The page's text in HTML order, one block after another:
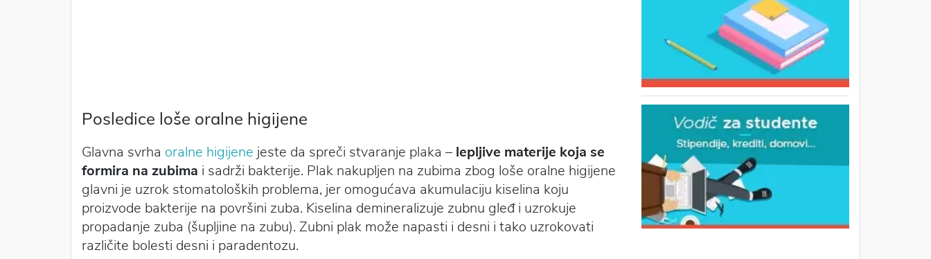
Posledice loše oralne higijene
Glavna svrha oralne higijene jeste da spreči stvaranje plaka – lepljive materije koja se
formira na zubima i sadrži bakterije. Plak nakupljen na zubima zbog loše oralne higijene
glavni je uzrok stomatoloških problema, jer omogućava akumulaciju kiselina koju
proizvode bakterije na površini zuba. Kiselina demineralizuje zubnu gleđ i uzrokuje
propadanje zuba (šupljine na zubu). Zubni plak može napasti i desni i tako uzrokovati
različite bolesti desni i paradentozu.